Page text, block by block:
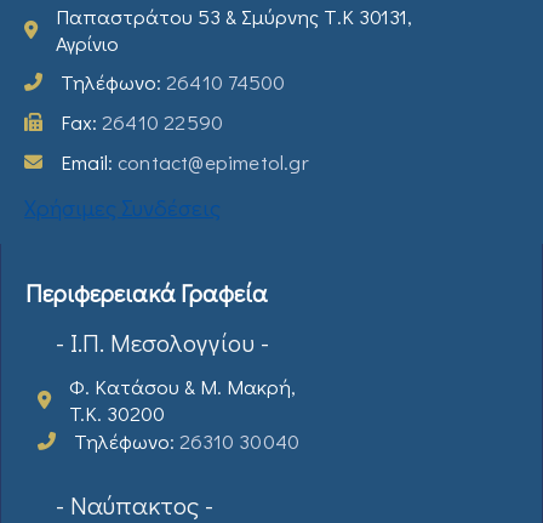
Παπαστράτου 53 & Σμύρνης Τ.Κ 30131,
Αγρίνιο
Τηλέφωνο: 26410 74500
Fax: 26410 22590
Email: contact@epimetol.gr
Χρήσιμες Συνδέσεις
Περιφερειακά Γραφεία
- Ι.Π. Μεσολογγίου -
Φ. Κατάσου & Μ. Μακρή,
T.K. 30200
Τηλέφωνο: 26310 30040
- Ναύπακτος -